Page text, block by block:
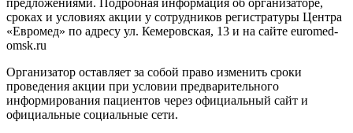
сроках и условиях акции у сотрудников регистратуры Центра
«Евромед» по адресу ул. Кемеровская, 13 и на сайте euromed-
omsk.ru
Организатор оставляет за собой право изменить сроки
проведения акции при условии предварительного
информирования пациентов через официальный сайт и
официальные социальные сети.